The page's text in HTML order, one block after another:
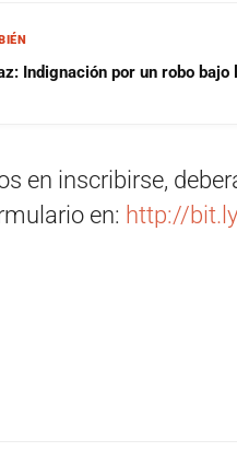
Indignación por un robo
en inscribirse,
en: http://